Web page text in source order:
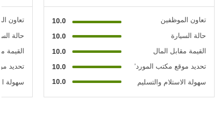
تعاون الموظفين
10.0
حالة السيارة
10.0
القيمة مقابل المال
10.0
تحديد موقع مكتب المورد’
10.0
سهولة الاستلام والتسليم
10.0
تعاون
حالة
القيمة
تحديد
سهولة